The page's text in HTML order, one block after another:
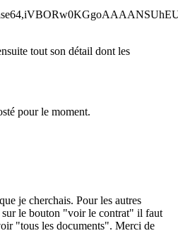
tout son détail dont les
pour le moment.
je cherchais. Pour les autres
le bouton "voir le contrat" il faut
"tous les documents". Merci de